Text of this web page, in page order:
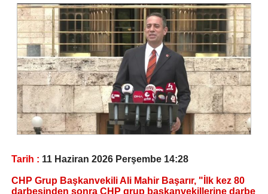
Tarih : 11 Haziran 2026 Perşembe 14:28
CHP Grup Başkanvekili Ali Mahir Başarır, "İlk kez 80
darbesinden sonra CHP grup başkanvekillerine darbe